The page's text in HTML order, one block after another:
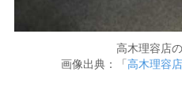
高木理容店
画像出典：「高木理容店